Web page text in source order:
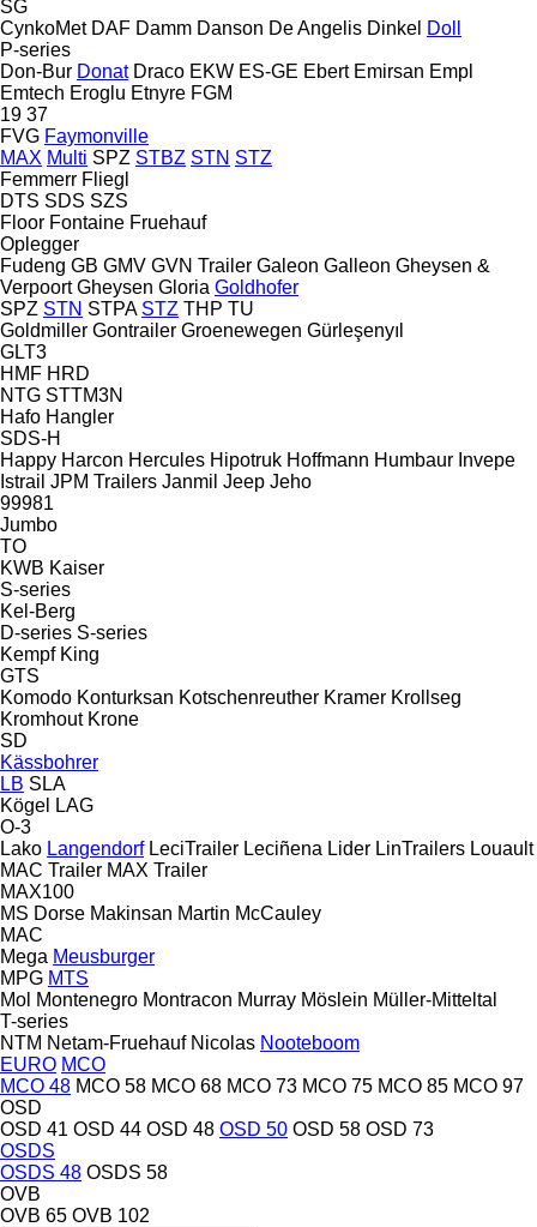
SG
CynkoMet DAF Damm Danson De Angelis Dinkel Doll
P-series
Don-Bur Donat Draco EKW ES-GE Ebert Emirsan Empl
Emtech Eroglu Etnyre FGM
19 37
FVG Faymonville
MAX Multi SPZ STBZ STN STZ
Femmerr Fliegl
DTS SDS SZS
Floor Fontaine Fruehauf
Oplegger
Fudeng GB GMV GVN Trailer Galeon Galleon Gheysen &
Verpoort Gheysen Gloria Goldhofer
SPZ STN STPA STZ THP TU
Goldmiller Gontrailer Groenewegen Gürleşenyıl
GLT3
HMF HRD
NTG STTM3N
Hafo Hangler
SDS-H
Happy Harcon Hercules Hipotruk Hoffmann Humbaur Invepe
Istrail JPM Trailers Janmil Jeep Jeho
99981
Jumbo
TO
KWB Kaiser
S-series
Kel-Berg
D-series S-series
Kempf King
GTS
Komodo Konturksan Kotschenreuther Kramer Krollseg
Kromhout Krone
SD
Kässbohrer
LB SLA
Kögel
LAG
O-3
Lako Langendorf LeciTrailer Leciñena Lider LinTrailers Louault
MAC Trailer MAX Trailer
MAX100
MS Dorse Makinsan Martin McCauley
MAC
Mega Meusburger
MPG MTS
Mol Montenegro Montracon Murray Möslein Müller-Mitteltal
T-series
NTM Netam-Fruehauf Nicolas Nooteboom
EURO MCO
MCO 48 MCO 58 MCO 68 MCO 73 MCO 75 MCO 85 MCO 97
OSD
OSD 41 OSD 44 OSD 48 OSD 50 OSD 58 OSD 73
OSDS
OSDS 48 OSDS 58
OVB
OVB 65 OVB 102